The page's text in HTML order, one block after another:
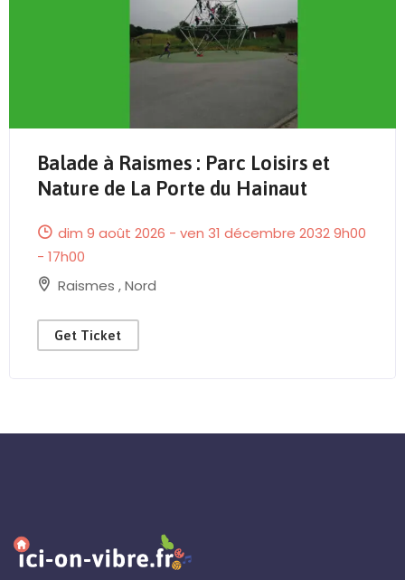
Send Mail
Balade à Raismes : Parc Loisirs et
Nature de La Porte du Hainaut
dim 9 août 2026 - ven 31 décembre 2032 9h00
- 17h00
Raismes ,Nord
Get Ticket